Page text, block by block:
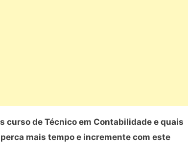
curso de Técnico em Contabilidade e quais
mais tempo e incremente com este